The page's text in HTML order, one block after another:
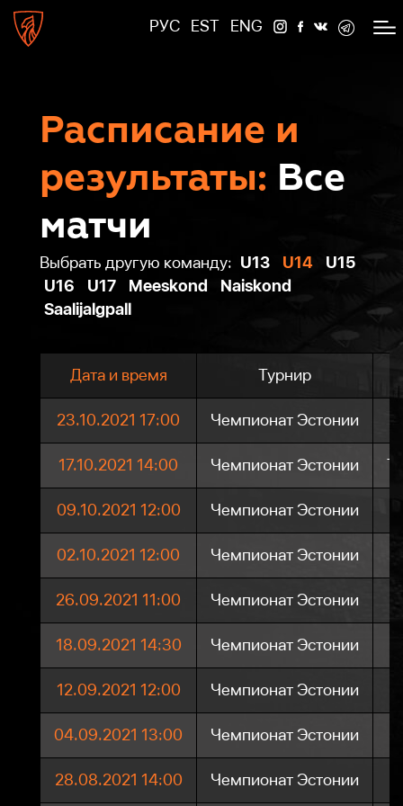
РУС EST ENG
Расписание и
результаты: Все
матчи
Выбрать другую команду: U13 U14
U15
U16
U17 Meeskond
Naiskond
Saalijalgpall
Дата и время Турнир
23.10.2021 17:00 Чемпионат Эстонии
17.10.2021 14:00 Чемпионат Эстонии
09.10.2021 12:00 Чемпионат Эстонии
02.10.2021 12:00 Чемпионат Эстонии
26.09.2021 11:00 Чемпионат Эстонии
18.09.2021 14:30 Чемпионат Эстонии
12.09.2021 12:00 Чемпионат Эстонии
04.09.2021 13:00 Чемпионат Эстонии
28.08.2021 14:00 Чемпионат Эстонии